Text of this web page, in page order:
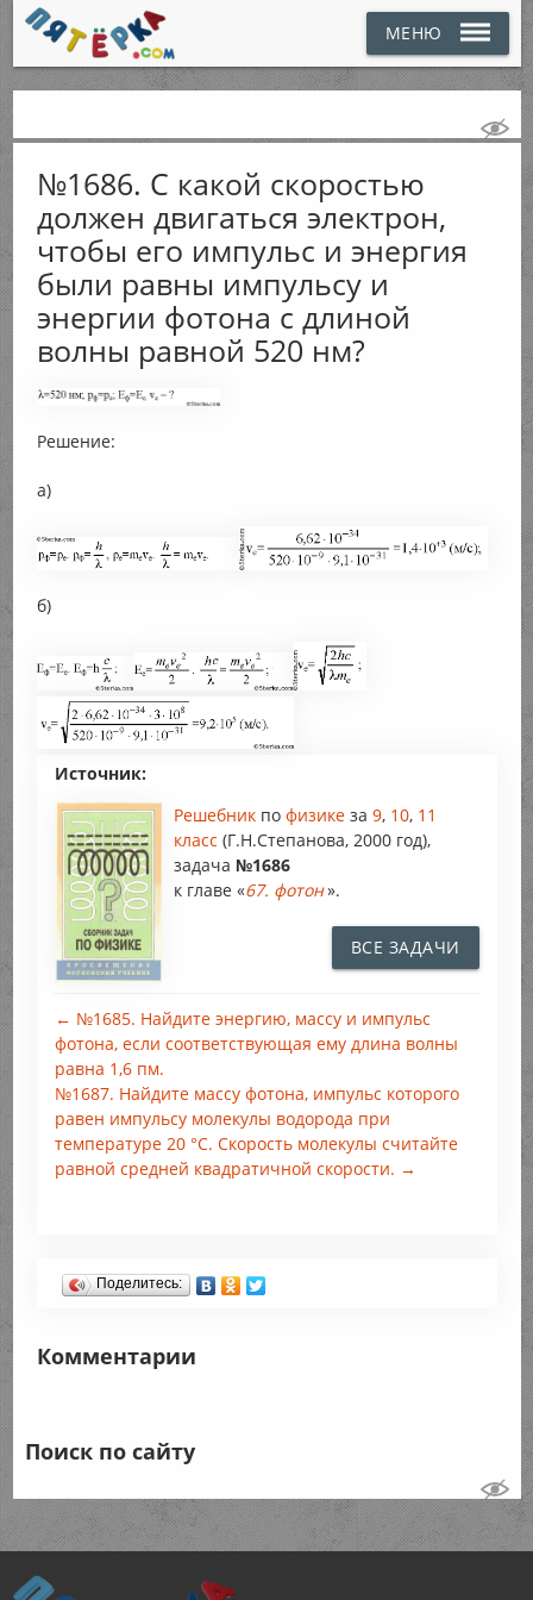
МЕНЮ
№1686. С какой скоростью
должен двигаться электрон,
чтобы его импульс и энергия
были равны импульсу и
энергии фотона с длиной
волны равной 520 нм?
Решение:
а)
б)
Источник:
Решебник по физике за 9, 10, 11
класс (Г.Н.Степанова, 2000 год),
задача №1686
к главе «67. фотон».
ВСЕ ЗАДАЧИ
← №1685. Найдите энергию, массу и импульс
фотона, если соответствующая ему длина волны
равна 1,6 пм.
№1687. Найдите массу фотона, импульс которого
равен импульсу молекулы водорода при
температуре 20 °С. Скорость молекулы считайте
равной средней квадратичной скорости. →
Поделитесь:
Комментарии
Поиск по сайту